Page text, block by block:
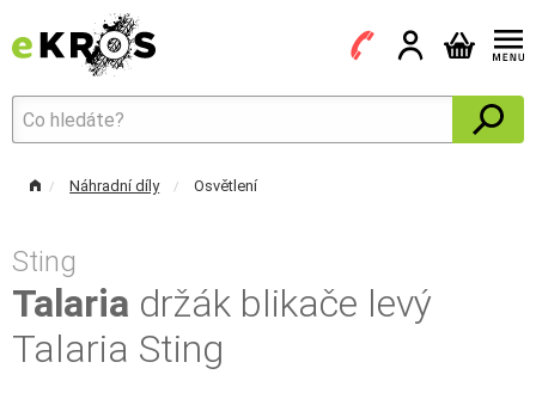
Náhradní díly Osvětlení
Sting
Talaria držák blikače levý
Talaria Sting